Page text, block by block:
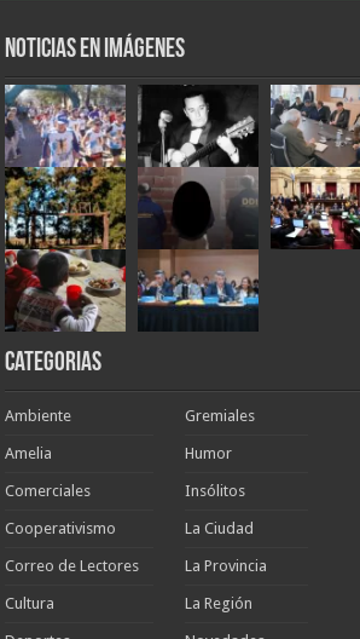
Noticias en Imágenes
Categorias
Ambiente
Amelia
Comerciales
Cooperativismo
Correo de Lectores
Cultura
Gremiales
Humor
Insólitos
La Ciudad
La Provincia
La Región